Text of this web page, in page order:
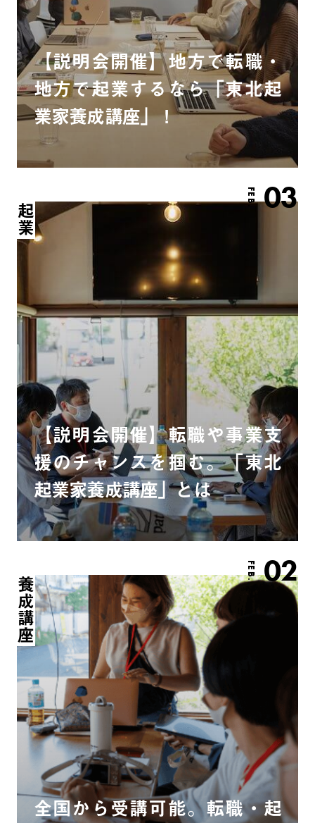
【説明会開催】地方で転職・
地方で起業するなら「東北起
業家養成講座」！
FEB. 03
起業
【説明会開催】転職や事業支
援のチャンスを掴む。「東北
起業家養成講座」とは
FEB. 02
養成講座
全国から受講可能。転職・起